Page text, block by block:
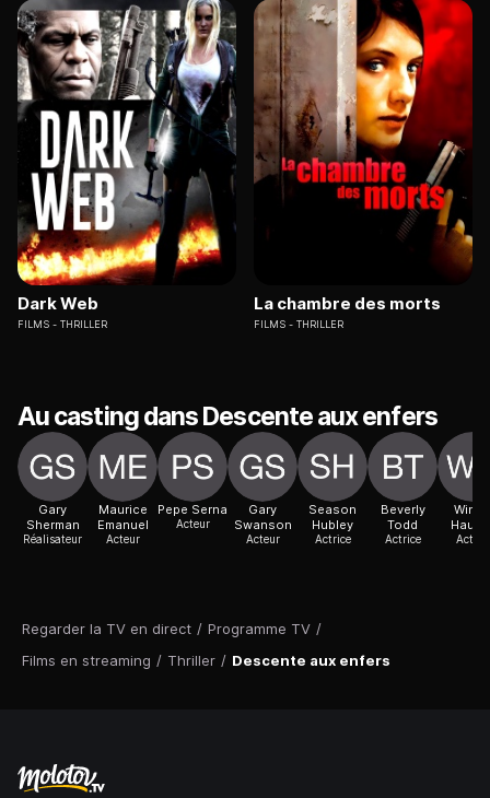
Regarder la TV en direct / Programme TV /
Films en streaming / Thriller / Descente aux enfers
Dark Web
FILMS THRILLER
La chambre des morts
FILMS THRILLER
Au casting dans Descente aux enfers
Gary
Sherman
Réalisateur
Maurice
Emanuel
Acteur
Pepe Serna
Acteur
Gary
Swanson
Acteur
Season
Hubley
Actrice
Beverly
Todd
Actrice
Wings
Acteur